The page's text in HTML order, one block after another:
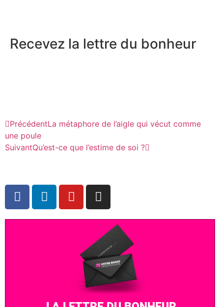
Recevez la lettre du bonheur
PrécédentLa métaphore de l’aigle qui vécut comme
une poule
SuivantQu’est-ce que l’estime de soi ?